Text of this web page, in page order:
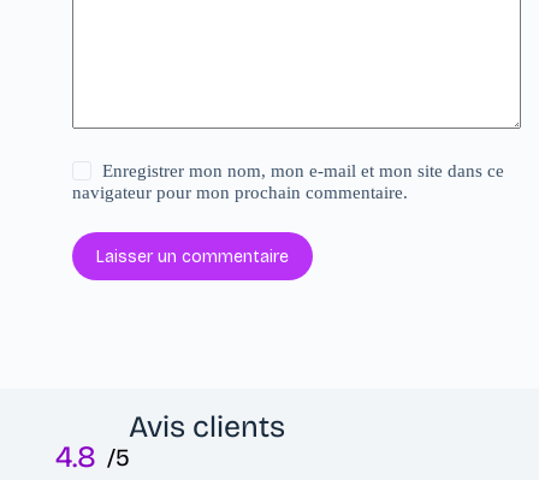
Enregistrer mon nom, mon e-mail et mon site dans ce
navigateur pour mon prochain commentaire.
Laisser un commentaire
Avis clients
4.8 /5